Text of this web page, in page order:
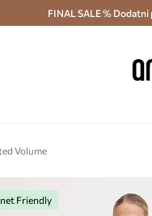
i povrat (od 70€) >
FINAL SALE %
Volume
Friendly